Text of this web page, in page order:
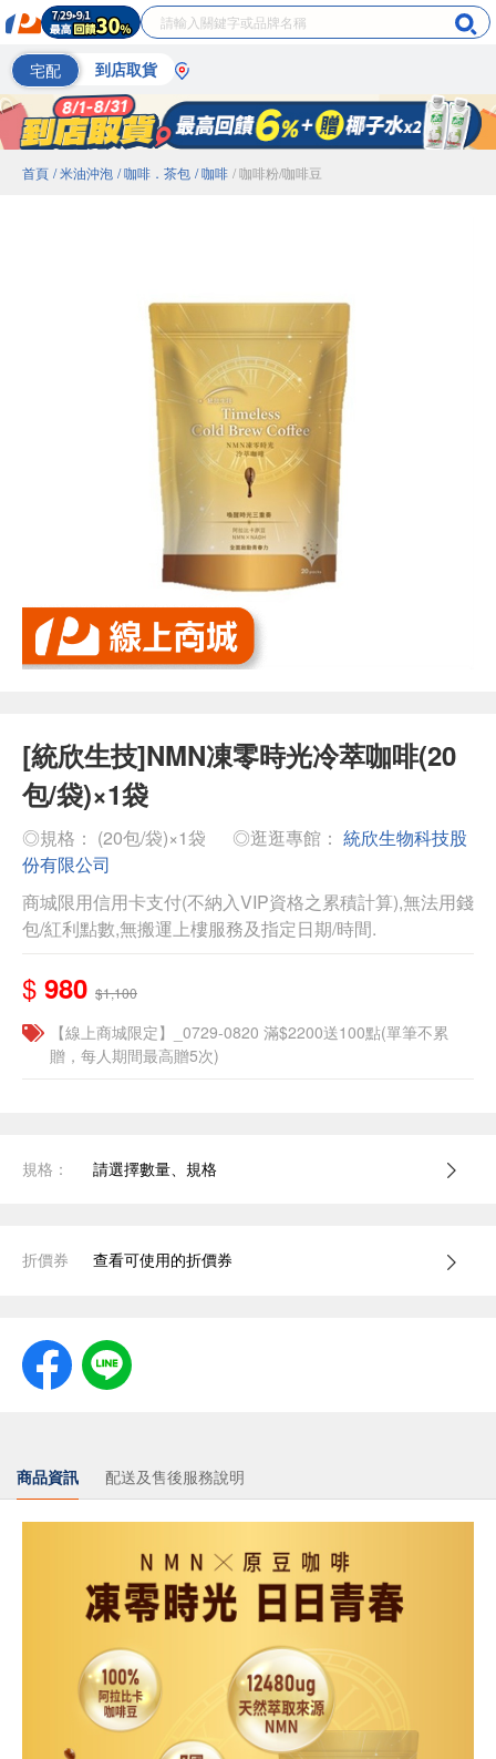
宅配 到店取貨
首頁 / 米油沖泡 / 咖啡．茶包 / 咖啡 / 咖啡粉/咖啡豆
[統欣生技]NMN凍零時光冷萃咖啡(20
包/袋)×1袋
◎規格： (20包/袋)×1袋 ◎逛逛專館： 統欣生物科技股
份有限公司
商城限用信用卡支付(不納入VIP資格之累積計算),無法用錢
包/紅利點數,無搬運上樓服務及指定日期/時間.
$ 980 $1,100
【線上商城限定】_0729-0820 滿$2200送100點(單筆不累
贈，每人期間最高贈5次)
規格： 請選擇數量、規格
折價券 查看可使用的折價券
商品資訊 配送及售後服務說明